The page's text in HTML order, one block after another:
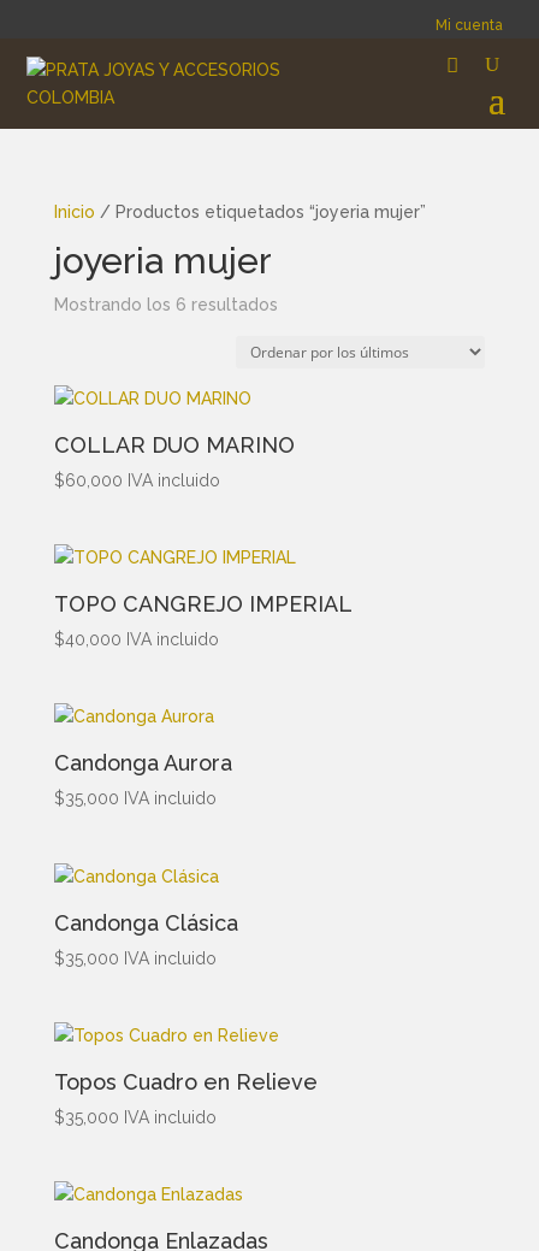
Mi cuenta
Inicio / Productos etiquetados “joyeria mujer”
joyeria mujer
Mostrando los 6 resultadosOrdenado
los
COLLAR DUO MARINO
$60,000 IVA incluido
TOPO CANGREJO IMPERIAL
$40,000 IVA incluido
Candonga Aurora
$35,000 IVA incluido
Candonga Clásica
$35,000 IVA incluido
Topos Cuadro en Relieve
$35,000 IVA incluido
Candonga Enlazadas